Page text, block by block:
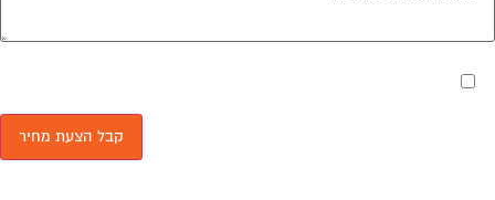
מאשר את תנאי הפרטיות